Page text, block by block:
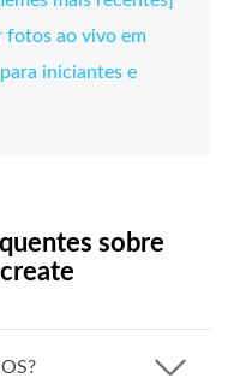
fotos ao vivo em
iniciantes e
sobre